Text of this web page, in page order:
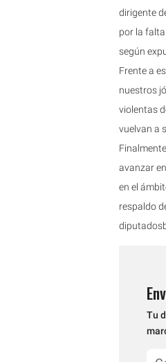
dirigente
por la
según
Frente a
nuestros
violentas
vuelvan a
avanzar
en el
respaldo
Tu